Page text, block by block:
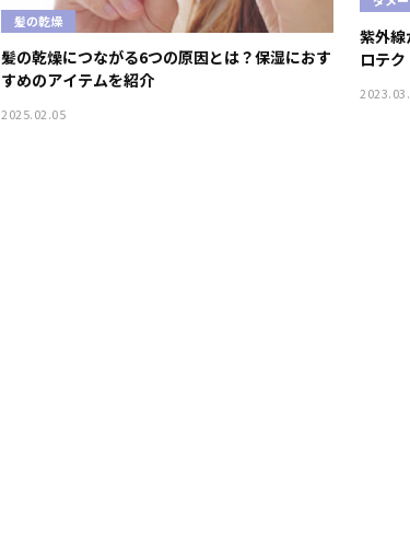
髪の乾燥
髪の乾燥につながる6つの原因とは？保湿におす
すめのアイテムを紹介
2025.02.05
紫外線
ロテ